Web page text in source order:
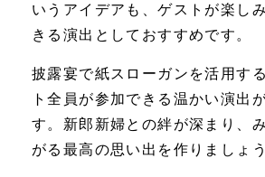
いうアイデアも、ゲストが楽し
きる演出としておすすめです。
披露宴で紙スローガンを活用す
ト全員が参加できる温かい演出
す。新郎新婦との絆が深まり、
がる最高の思い出を作りましょう